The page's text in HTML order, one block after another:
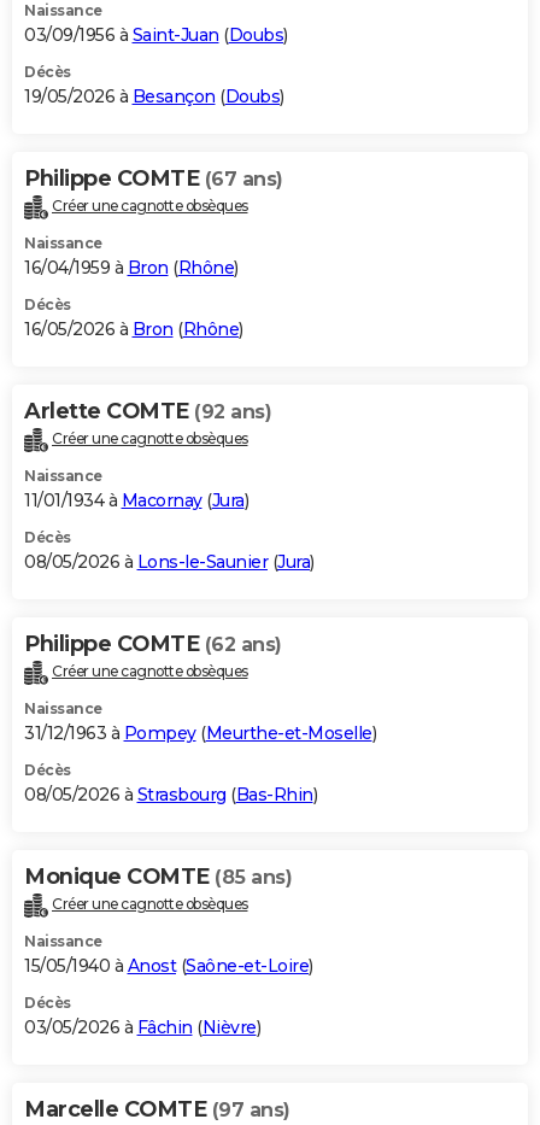
Naissance
03/09/1956 à Saint-Juan (Doubs)
Décès
19/05/2026 à Besançon (Doubs)
Philippe COMTE (67 ans)
Créer une cagnotte obsèques
Naissance
16/04/1959 à Bron (Rhône)
Décès
16/05/2026 à Bron (Rhône)
Arlette COMTE (92 ans)
Créer une cagnotte obsèques
Naissance
11/01/1934 à Macornay(Jura)
Décès
08/05/2026 à Lons-le-Saunier(Jura)
Philippe COMTE (62 ans)
Créer une cagnotte obsèques
Naissance
31/12/1963 à Pompey(Meurthe-et-Moselle)
Décès
08/05/2026 à Strasbourg (Bas-Rhin)
Monique COMTE (85 ans)
Créer une cagnotte obsèques
Naissance
15/05/1940 à Anost(Saône-et-Loire)
Décès
03/05/2026 à Fâchin (Nièvre)
Marcelle COMTE (97 ans)